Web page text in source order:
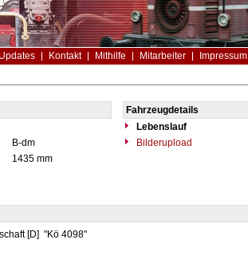
Updates Kontakt Mithilfe Mitarbeiter Impressum
Fahrzeugdetails
Lebenslauf
B-dm
Bilderupload
1435 mm
[D] "Kö 4098"